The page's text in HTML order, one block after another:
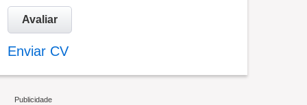
Avaliar
Enviar CV